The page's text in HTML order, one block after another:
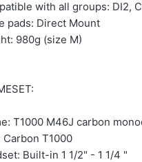
with all groups: DI2,
pads: Direct Mount
980g (size M)
T1000 M46J carbon
Carbon T1000
Built-in 1 1/2" - 1 1/4 "